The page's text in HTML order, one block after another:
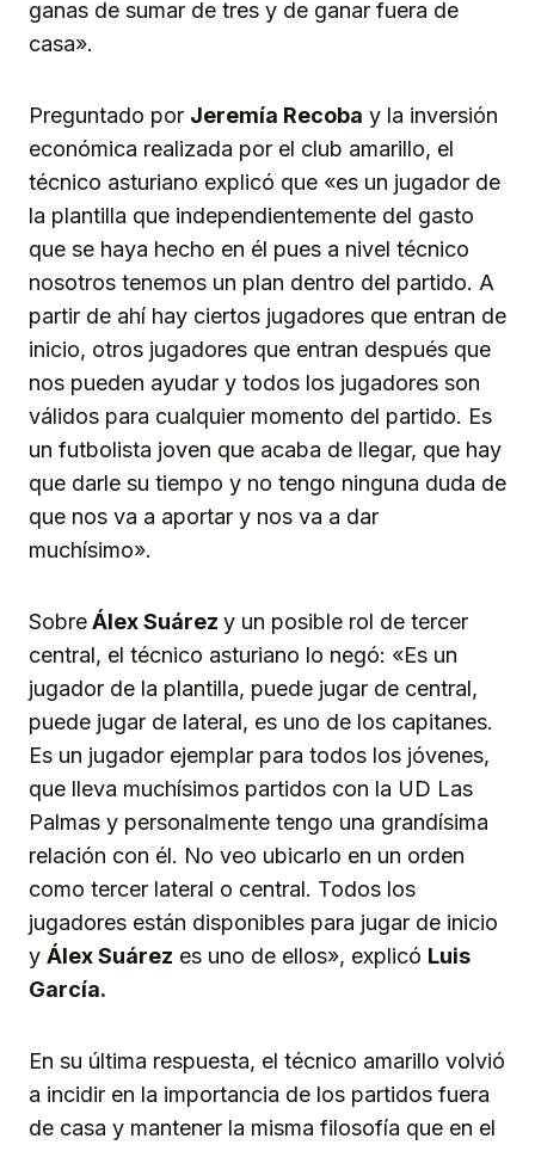
ganas de sumar de tres y de ganar fuera de
casa».
Preguntado por Jeremía Recoba y la inversión
económica realizada por el club amarillo, el
técnico asturiano explicó que «es un jugador de
la plantilla que independientemente del gasto
que se haya hecho en él pues a nivel técnico
nosotros tenemos un plan dentro del partido. A
partir de ahí hay ciertos jugadores que entran de
inicio, otros jugadores que entran después que
nos pueden ayudar y todos los jugadores son
válidos para cualquier momento del partido. Es
un futbolista joven que acaba de llegar, que hay
que darle su tiempo y no tengo ninguna duda de
que nos va a aportar y nos va a dar
muchísimo».
SobreÁlex Suárez y un posible rol de tercer
central, el técnico asturiano lo negó: «Es un
jugador de la plantilla, puede jugar de central,
puede jugar de lateral, es uno de los capitanes.
Es un jugador ejemplar para todos los jóvenes,
que lleva muchísimos partidos con la UD Las
Palmas y personalmente tengo una grandísima
relación con él. No veo ubicarlo en un orden
como tercer lateral o central. Todos los
jugadores están disponibles para jugar de inicio
y Álex Suárez es uno de ellos», explicó Luis
García.
En su última respuesta, el técnico amarillo volvió
a incidir en la importancia de los partidos fuera
de casa y mantener la misma filosofía que en el